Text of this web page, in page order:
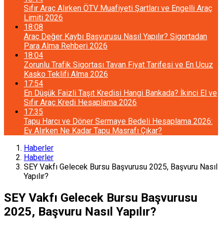
Sıfır Araç Alırken ÖTV Muafiyeti Şartları ve Engelli Araç
Limiti 2026
18:08
Araç Değer Kaybı Başvurusu Nasıl Yapılır? Sigortadan
Para Alma Rehberi 2026
18:04
Zorunlu Trafik Sigortası Tavan Fiyat Tarifesi ve En Ucuz
Kasko Teklifi Alma 2026
17:54
En Düşük Faizli Taşıt Kredisi Hangi Bankada? İkinci El ve
Sıfır Araç Kredi Hesaplama 2026
17:35
Tapu Harcı ve Döner Sermaye Bedeli Hesaplama 2026:
Ev Alırken Ne Kadar Tapu Masrafı Çıkar?
Haberler
Haberler
SEY Vakfı Gelecek Bursu Başvurusu 2025, Başvuru Nasıl
Yapılır?
SEY Vakfı Gelecek Bursu Başvurusu
2025, Başvuru Nasıl Yapılır?